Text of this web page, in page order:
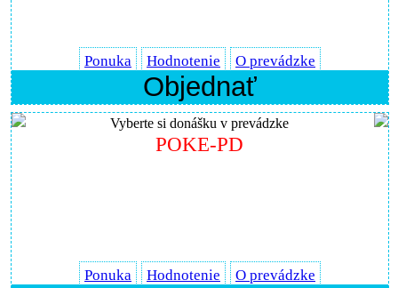
Ponuka Hodnotenie O prevádzke
Objednať
Vyberte si donášku v prevádzke
POKE-PD
Ponuka Hodnotenie O prevádzke